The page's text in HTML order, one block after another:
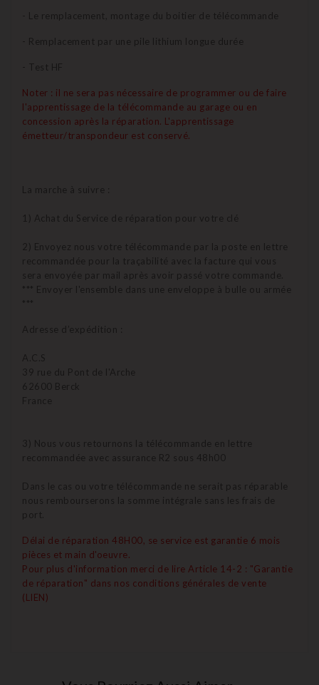
- Le remplacement, montage du boitier de télécommande
- Remplacement par une pile lithium longue durée
- Test HF
Noter : il ne sera pas nécessaire de programmer ou de faire
l'apprentissage de la télécommande au garage ou en
concession après la réparation. L'apprentissage
émetteur/transpondeur est conservé.
La marche à suivre :
1) Achat du Service de réparation pour votre clé
2) Envoyez nous votre télécommande par la poste en lettre
recommandée pour la traçabilité avec la facture qui vous
sera envoyée par mail après avoir passé votre commande.
*** Envoyer l'ensemble dans une enveloppe à bulle ou armée
***
Adresse d’expédition :
A.C.S
39 rue du Pont de l'Arche
62600 Berck
France
3) Nous vous retournons la télécommande en lettre
recommandée avec assurance R2 sous 48h00
Dans le cas ou votre télécommande ne serait pas réparable
nous rembourserons la somme intégrale sans les frais de
port.
Délai de réparation 48H00, se service est garantie 6 mois
pièces et main d'oeuvre.
Pour plus d'information merci de lire Article 14-2 : "Garantie
de réparation" dans nos conditions générales de vente
(LIEN)